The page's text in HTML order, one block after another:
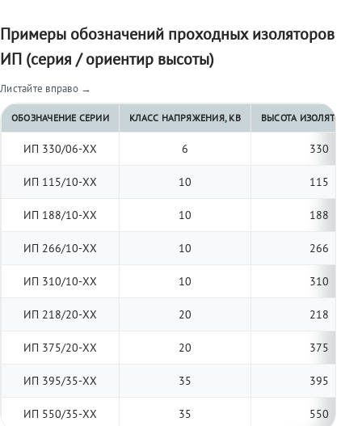
Примеры обозначений проходных изоляторов
ИП (серия / ориентир высоты)
Листайте вправо →
ОБОЗНАЧЕНИЕ СЕРИИ КЛАСС НАПРЯЖЕНИЯ, КВ ВЫСОТА ИЗОЛЯТОРА,
ИП 330/06-ХХ 6 330
ИП 115/10-ХХ 10 115
ИП 188/10-ХХ 10 188
ИП 266/10-ХХ 10 266
ИП 310/10-ХХ 10 310
ИП 218/20-ХХ 20 218
ИП 375/20-ХХ 20 375
ИП 395/35-ХХ 35 395
ИП 550/35-ХХ 35 550